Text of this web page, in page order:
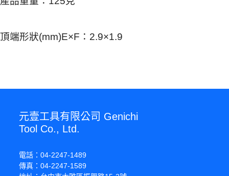
頂端形狀(mm)E×F：2.9×1.9
元壹工具有限公司 Genichi
Tool Co., Ltd.
電話：04-2247-1489
傳真：04-2247-1589